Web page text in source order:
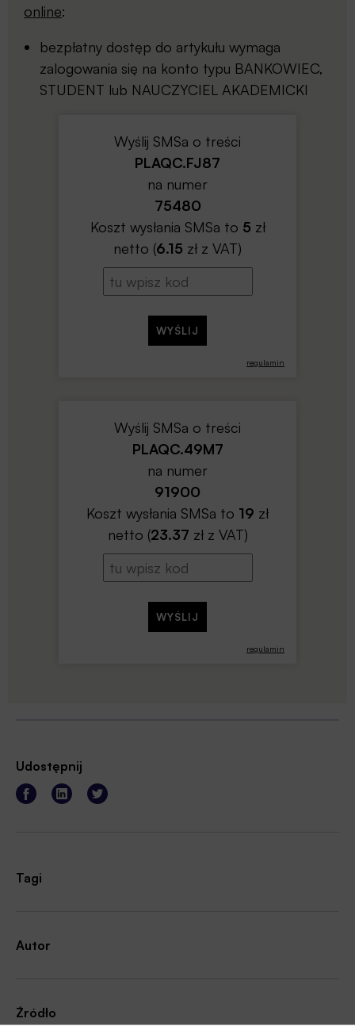
online:
bezpłatny dostęp do artykułu wymaga
zalogowania się na konto typu BANKOWIEC,
STUDENT lub NAUCZYCIEL AKADEMICKI
regulamin
Wyślij SMSa o treści
PLAQC.FJ87
na numer
75480
Koszt wysłania SMSa to 5 zł
netto (6.15 zł z VAT)
regulamin
Wyślij SMSa o treści
PLAQC.49M7
na numer
91900
Koszt wysłania SMSa to 19 zł
netto (23.37 zł z VAT)
Udostępnij
Tagi
Autor
Źródło